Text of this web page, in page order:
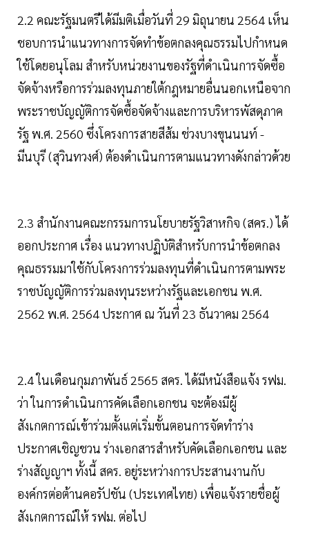
2.2 คณะรัฐมนตรีได้มีมติเมื่อวันที่ 29 มิถุนายน 2564 เห็น
ชอบการนำแนวทางการจัดทำข้อตกลงคุณธรรมไปกำหนด
ใช้โดยอนุโลม สำหรับหน่วยงานของรัฐที่ดำเนินการจัดซื้อ
จัดจ้างหรือการร่วมลงทุนภายใต้กฎหมายอื่นนอกเหนือจาก
พระราชบัญญัติการจัดซื้อจัดจ้างและการบริหารพัสดุภาค
รัฐ พ.ศ. 2560 ซึ่งโครงการสายสีส้ม ช่วงบางขุนนนท์ -
มีนบุรี (สุวินทวงศ์) ต้องดำเนินการตามแนวทางดังกล่าวด้วย
2.3 สำนักงานคณะกรรมการนโยบายรัฐวิสาหกิจ (สคร.) ได้
ออกประกาศ เรื่อง แนวทางปฏิบัติสำหรับการนำข้อตกลง
คุณธรรมมาใช้กับโครงการร่วมลงทุนที่ดำเนินการตามพระ
ราชบัญญัติการร่วมลงทุนระหว่างรัฐและเอกชน พ.ศ.
2562 พ.ศ. 2564 ประกาศ ณ วันที่ 23 ธันวาคม 2564
2.4 ในเดือนกุมภาพันธ์ 2565 สคร. ได้มีหนังสือแจ้ง รฟม.
ว่า ในการดำเนินการคัดเลือกเอกชน จะต้องมีผู้
สังเกตการณ์เข้าร่วมตั้งแต่เริ่มขั้นตอนการจัดทำร่าง
ประกาศเชิญชวน ร่างเอกสารสำหรับคัดเลือกเอกชน และ
ร่างสัญญาฯ ทั้งนี้ สคร. อยู่ระหว่างการประสานงานกับ
องค์กรต่อต้านคอรัปชัน (ประเทศไทย) เพื่อแจ้งรายชื่อผู้
สังเกตการณ์ให้ รฟม. ต่อไป